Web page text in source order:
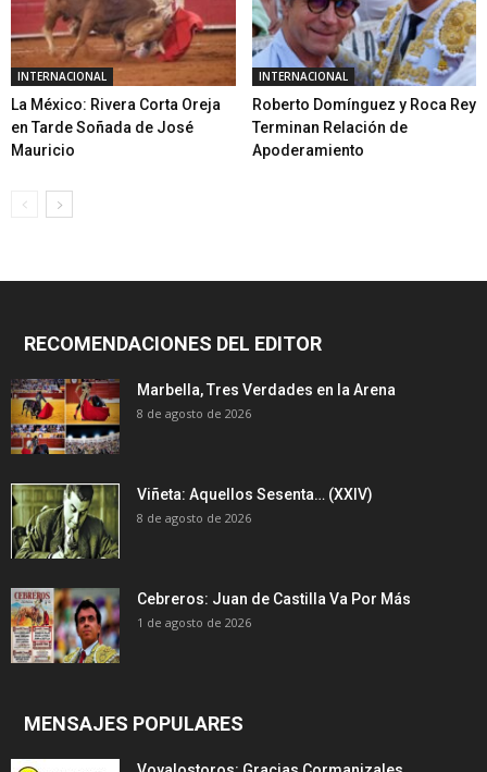
INTERNACIONAL
La México: Rivera Corta Oreja
en Tarde Soñada de José
Mauricio
INTERNACIONAL
Roberto Domínguez y Roca Rey
Terminan Relación de
Apoderamiento
RECOMENDACIONES DEL EDITOR
Marbella, Tres Verdades en la Arena
8 de agosto de 2026
Viñeta: Aquellos Sesenta… (XXIV)
8 de agosto de 2026
Cebreros: Juan de Castilla Va Por Más
1 de agosto de 2026
MENSAJES POPULARES